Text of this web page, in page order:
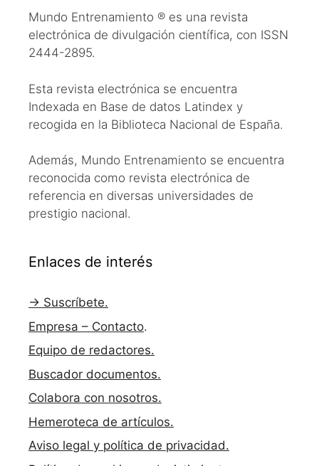
Mundo Entrenamiento ® es una revista
electrónica de divulgación científica, con ISSN
2444-2895.
Esta revista electrónica se encuentra
Indexada en Base de datos Latindex y
recogida en la Biblioteca Nacional de España.
Además, Mundo Entrenamiento se encuentra
reconocida como revista electrónica de
referencia en diversas universidades de
prestigio nacional.
Enlaces de interés
→ Suscríbete.
Empresa – Contacto.
Equipo de redactores.
Buscador documentos.
Colabora con nosotros.
Hemeroteca de artículos.
Aviso legal y política de privacidad.